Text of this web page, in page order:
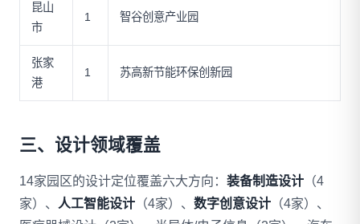
昆山
市
1 智谷创意产业园
张家
港
1 苏高新节能环保创新园
三、设计领域覆盖
14家园区的设计定位覆盖六大方向： 装备制造设计 （4
家）、
人工智能设计 （4家）、 数字创意设计 （4家）、